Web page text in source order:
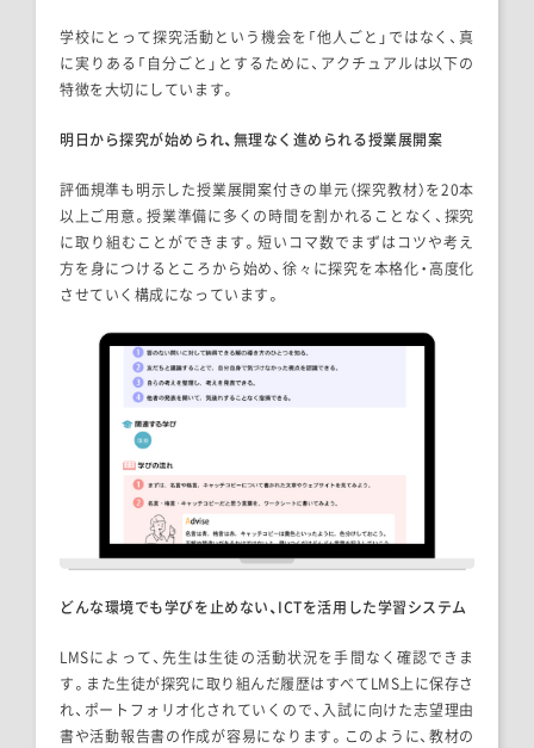
学校にとって探究活動という機会を「他人ごと」ではなく、真
に実りある「自分ごと」とするために、アクチュアルは以下の
特徴を大切にしています。
明日から探究が始められ、無理なく進められる授業展開案
評価規準も明示した授業展開案付きの単元（探究教材）を20本
以上ご用意。授業準備に多くの時間を割かれることなく、探究
に取り組むことができます。短いコマ数でまずはコツや考え
方を身につけるところから始め、徐々に探究を本格化・高度化
させていく構成になっています。
どんな環境でも学びを止めない、ICTを活用した学習システム
LMSによって、先生は生徒の活動状況を手間なく確認できま
す。また生徒が探究に取り組んだ履歴はすべてLMS上に保存さ
れ、ポートフォリオ化されていくので、入試に向けた志望理由
書や活動報告書の作成が容易になります。このように、教材の